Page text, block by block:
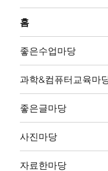
홈
좋은수업마당
과학&컴퓨터교육마
좋은글마당
사진마당
자료한마당